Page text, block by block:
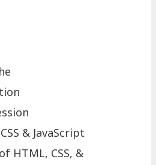
& JavaScript
HTML, CSS, &